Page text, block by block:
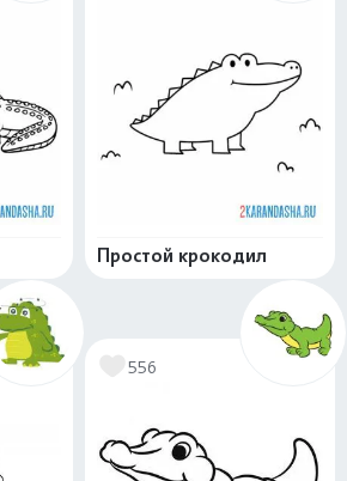
Простой крокодил
556